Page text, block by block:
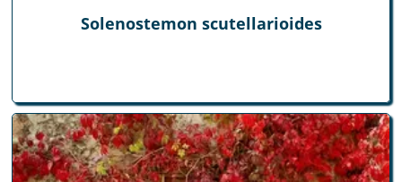
Solenostemon scutellarioides